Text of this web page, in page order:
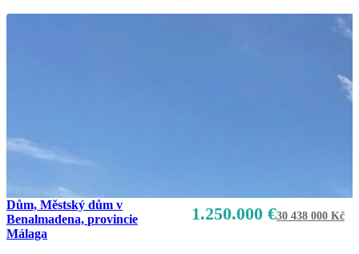
1.250.000 €30 438 000 Kč
Dům, Městský dům v
Benalmadena, provincie
Málaga